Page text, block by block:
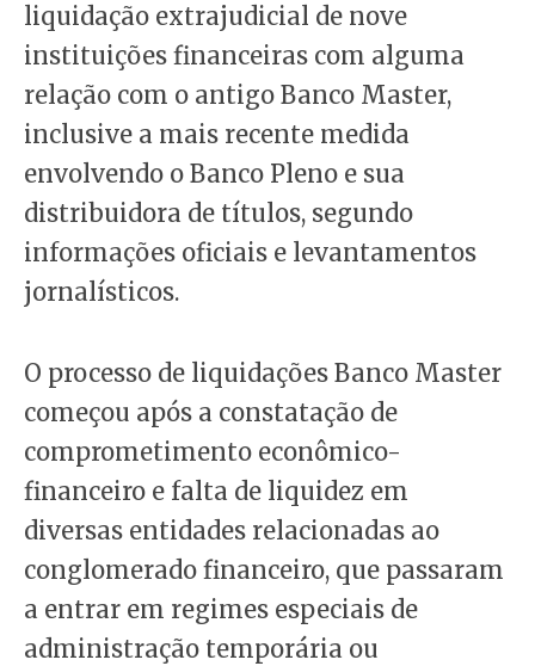
liquidação extrajudicial de nove
instituições financeiras com alguma
relação com o antigo Banco Master,
inclusive a mais recente medida
envolvendo o Banco Pleno e sua
distribuidora de títulos, segundo
informações oficiais e levantamentos
jornalísticos.
O processo de liquidações Banco Master
começou após a constatação de
comprometimento econômico-
financeiro e falta de liquidez em
diversas entidades relacionadas ao
conglomerado financeiro, que passaram
a entrar em regimes especiais de
administração temporária ou